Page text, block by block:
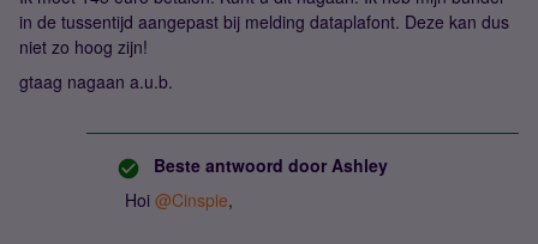
in de tussentijd aangepast bij melding dataplafont. Deze kan dus
niet zo hoog zijn!
gtaag nagaan a.u.b.
Beste antwoord door Ashley
Hoi @Cinspie,